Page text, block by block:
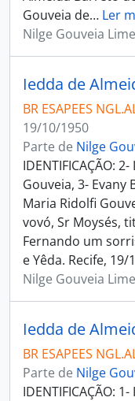
Gouveia de… Ler
Nilge Gouveia
BR ESAPEES
19/10/1950
Parte de Nilge
IDENTIFICAÇÃO:
Gouveia, 3- Evany
Maria Ridolfi
vovó, Sr Moysés,
Fernando um
e Yêda. Recife, 19/
Nilge Gouveia
BR ESAPEES
Parte de Nilge
IDENTIFICAÇÃO: